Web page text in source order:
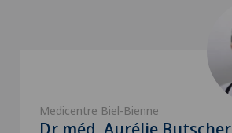
Medicentre Biel-Bienne